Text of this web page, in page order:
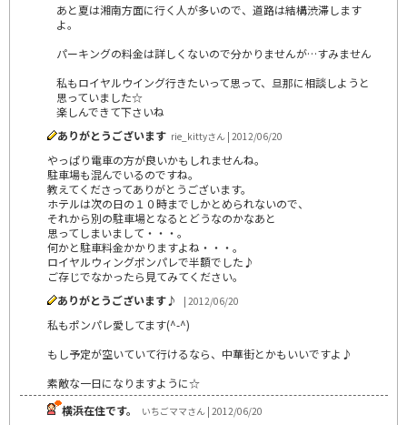
あと夏は湘南方面に行く人が多いので、道路は結構渋滞します
よ。
パーキングの料金は詳しくないので分かりませんが…すみません
私もロイヤルウイング行きたいって思って、旦那に相談しようと
思っていました☆
楽しんできて下さいね
ありがとうございます rie_kittyさん | 2012/06/20
やっぱり電車の方が良いかもしれませんね。
駐車場も混んでいるのですね。
教えてくださってありがとうございます。
ホテルは次の日の１０時までしかとめられないので、
それから別の駐車場となるとどうなのかなあと
思ってしまいまして・・・。
何かと駐車料金かかりますよね・・・。
ロイヤルウィングポンパレで半額でした♪
ご存じでなかったら見てみてください。
ありがとうございます♪
| 2012/06/20
私もポンパレ愛してます(^-^)
もし予定が空いていて行けるなら、中華街とかもいいですよ♪
素敵な一日になりますように☆
横浜在住です。
いちごママさん | 2012/06/20